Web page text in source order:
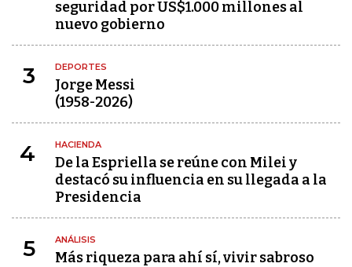
seguridad por US$1.000 millones al
nuevo gobierno
3 DEPORTES
Jorge Messi
(1958-2026)
4 HACIENDA
De la Espriella se reúne con Milei y
destacó su influencia en su llegada a la
Presidencia
5 ANÁLISIS
Más riqueza para ahí sí, vivir sabroso